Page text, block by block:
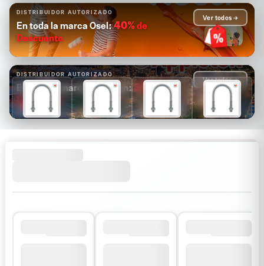
$10,416 $2,888 $1,752 $1,459
DISTRIBUIDOR AUTORIZADO
En toda la marca Osel:40%de
Descuento
Ver todos →
DISTRIBUIDOR AUTORIZADO
En toda la marca Appleton:30%de
Descuento
Ver todos →
$18 $24 $21 $38